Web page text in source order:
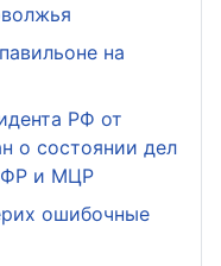
на
РФ от
о состоянии дел
и МЦР
ошибочные